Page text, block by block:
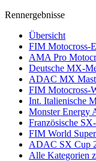
Rennergebnisse
Übersicht
FIM Motocross-
AMA Pro
Deutsche MX-
ADAC MX
FIM Motocross-
Int. Italienische
Monster Energy
Französische
FIM World
ADAC SX Cup
Alle Kategorien